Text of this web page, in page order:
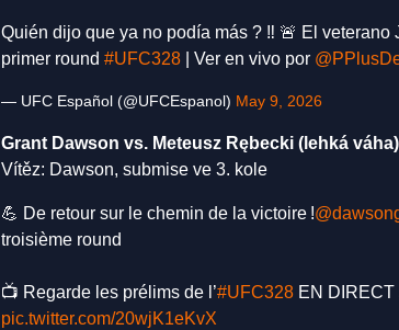
Quién dijo que ya no podía más ? ‼️ 🚨 El veterano
primer round #UFC328 | Ver en vivo por
— UFC Español (@UFCEspanol) May 9, 2026
Grant Dawson vs. Meteusz Rębecki (lehká váha)
Vítěz: Dawson, submise ve 3. kole
💪 De retour sur le chemin de la victoire !
troisième round
📺 Regarde les prélims de l’#UFC328 EN
pic.twitter.com/20wjK1eKvX